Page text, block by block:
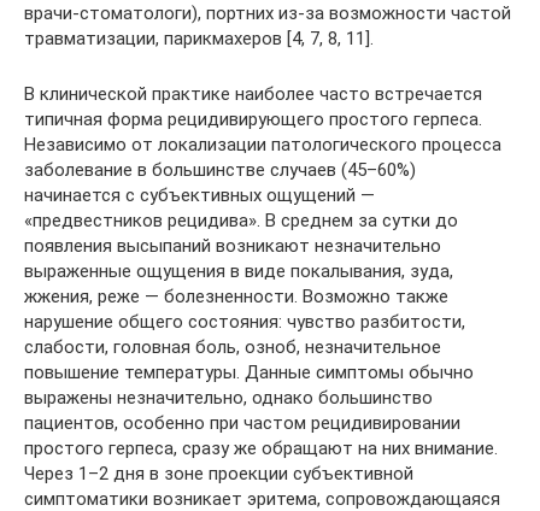
врачи-стоматологи), портних из-за возможности частой
травматизации, парикмахеров [4, 7, 8, 11].
В клинической практике наиболее часто встречается
типичная форма рецидивирующего простого герпеса.
Независимо от локализации патологического процесса
заболевание в большинстве случаев (45–60%)
начинается с субъективных ощущений —
«предвестников рецидива». В среднем за сутки до
появления высыпаний возникают незначительно
выраженные ощущения в виде покалывания, зуда,
жжения, реже — болезненности. Возможно также
нарушение общего состояния: чувство разбитости,
слабости, головная боль, озноб, незначительное
повышение температуры. Данные симптомы обычно
выражены незначительно, однако большинство
пациентов, особенно при частом рецидивировании
простого герпеса, сразу же обращают на них внимание.
Через 1–2 дня в зоне проекции субъективной
симптоматики возникает эритема, сопровождающаяся